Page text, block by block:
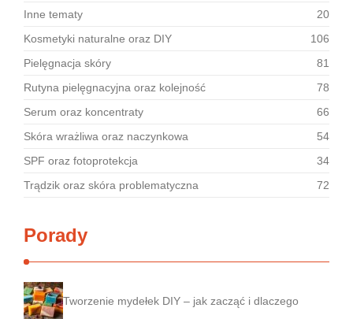
Inne tematy
20
Kosmetyki naturalne oraz DIY
106
Pielęgnacja skóry
81
Rutyna pielęgnacyjna oraz kolejność
78
Serum oraz koncentraty
66
Skóra wrażliwa oraz naczynkowa
54
SPF oraz fotoprotekcja
34
Trądzik oraz skóra problematyczna
72
Porady
Tworzenie mydełek DIY – jak zacząć i dlaczego